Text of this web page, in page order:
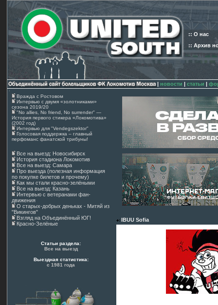
:: О нас
:: Архив
| новости | статьи |
Вражда с Ростовом
Интервью с двумя «золотниками»
сезона 2019/20
"No allies, No friend, No surrender" —
История первого стикера «Локомотива»
(2002 год)
Интервью для "Vendegszektor"
Голосовая поддержка – главный
перфоманс фанатской трибуны!
Все на выезд: Новосибирск
История стадиона Локомотив
Все на выезд: Самара
Про выезда (полезная информация
по покупке билетов и прочему)
Как мы стали красно-зелёными
Все на выезд: Казань
Интервью с ветеранами фан-
движения
О старых-добрых деньках - Митяй из
"Викингов"
Взгляд на Объединённый ЮГ!
Красно-Зелёные
Статьи раздела:
Все на выезд
Выездная статистика:
с 1981 года
IBUU Sofia